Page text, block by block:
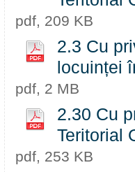
pdf, 209 KB
2.3 Cu
locuinței
pdf, 2 MB
2.30 Cu
Teritorial
pdf, 253 KB